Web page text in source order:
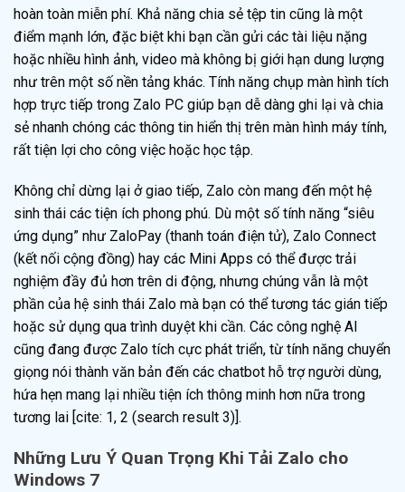
hoàn toàn miễn phí. Khả năng chia sẻ tệp tin cũng là một
điểm mạnh lớn, đặc biệt khi bạn cần gửi các tài liệu nặng
hoặc nhiều hình ảnh, video mà không bị giới hạn dung lượng
như trên một số nền tảng khác. Tính năng chụp màn hình tích
hợp trực tiếp trong Zalo PC giúp bạn dễ dàng ghi lại và chia
sẻ nhanh chóng các thông tin hiển thị trên màn hình máy tính,
rất tiện lợi cho công việc hoặc học tập.
Không chỉ dừng lại ở giao tiếp, Zalo còn mang đến một hệ
sinh thái các tiện ích phong phú. Dù một số tính năng “siêu
ứng dụng” như ZaloPay (thanh toán điện tử), Zalo Connect
(kết nối cộng đồng) hay các Mini Apps có thể được trải
nghiệm đầy đủ hơn trên di động, nhưng chúng vẫn là một
phần của hệ sinh thái Zalo mà bạn có thể tương tác gián tiếp
hoặc sử dụng qua trình duyệt khi cần. Các công nghệ AI
cũng đang được Zalo tích cực phát triển, từ tính năng chuyển
giọng nói thành văn bản đến các chatbot hỗ trợ người dùng,
hứa hẹn mang lại nhiều tiện ích thông minh hơn nữa trong
tương lai [cite: 1, 2 (search result 3)].
Những Lưu Ý Quan Trọng Khi Tải Zalo cho
Windows 7